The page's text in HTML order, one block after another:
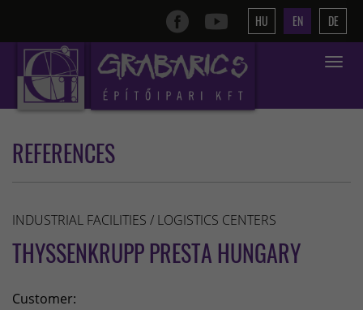
HU EN DE
Toggle
REFERENCES
INDUSTRIAL FACILITIES / LOGISTICS CENTERS
THYSSENKRUPP PRESTA HUNGARY
Customer: